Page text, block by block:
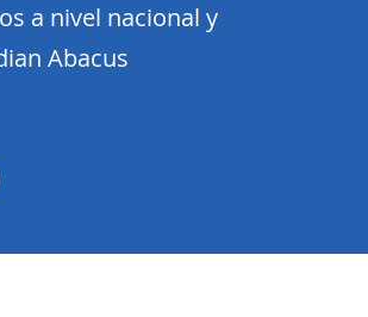
a nivel nacional y
Abacus